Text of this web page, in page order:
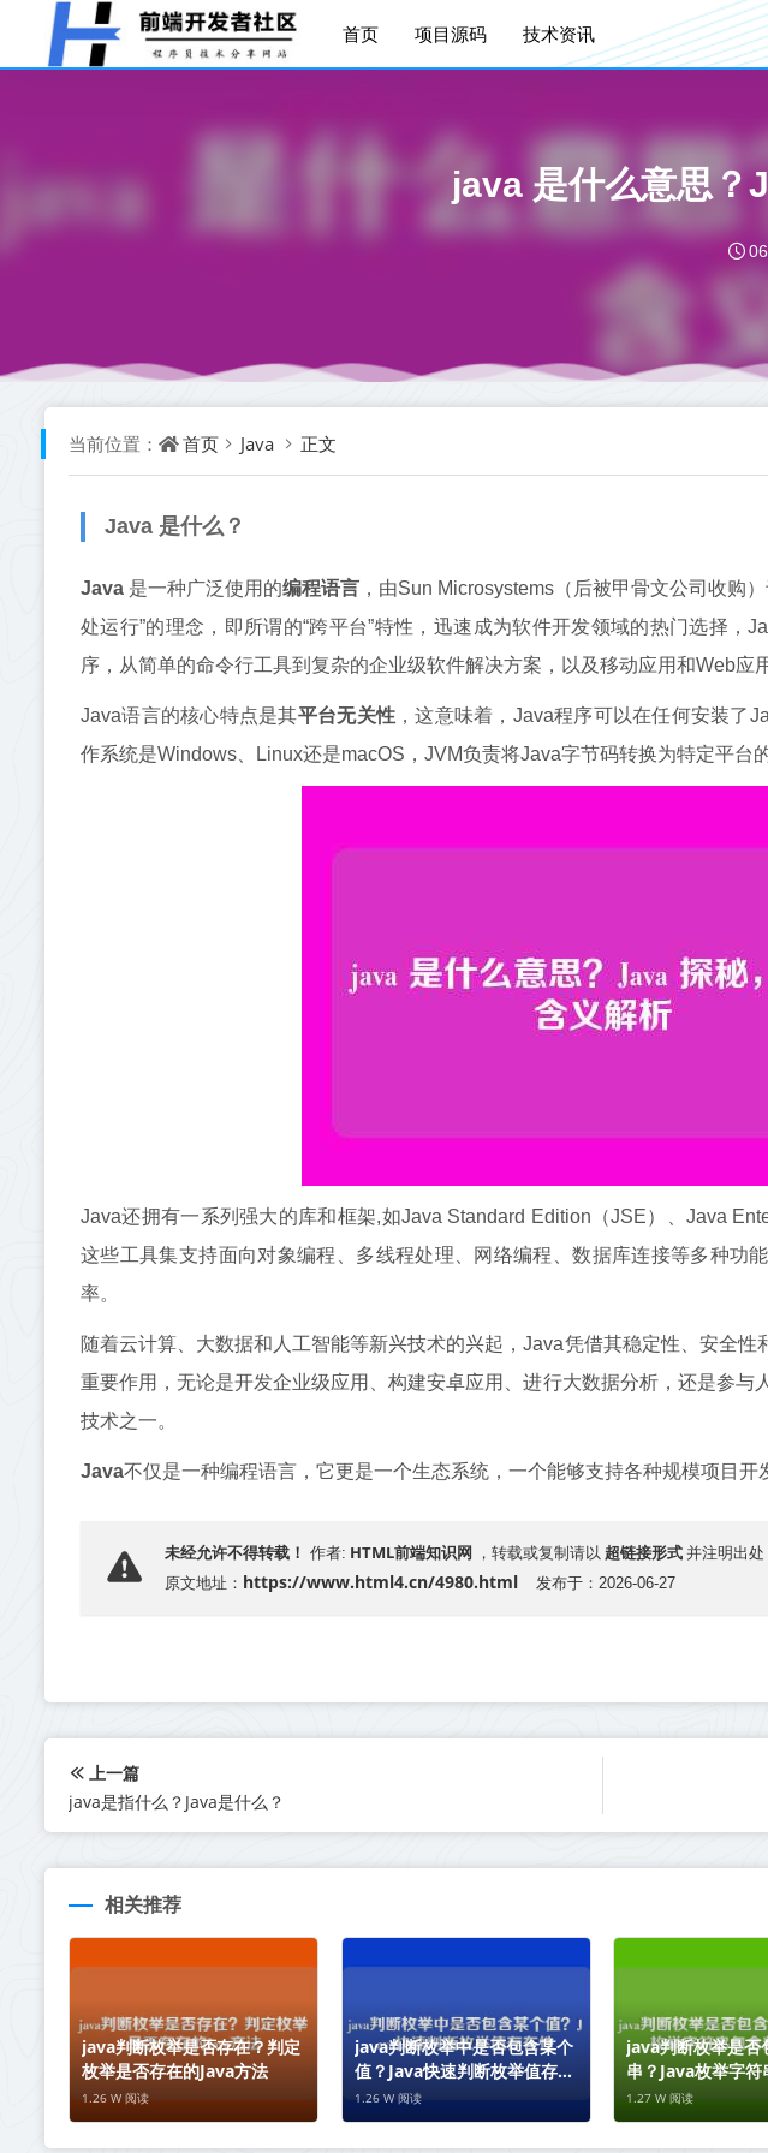
首页 项目源码 技术资讯
java 是什么意思？
当前位置： 首页 Java 正文
Java 是什么？
Java 是一种广泛使用的编程语言 ，由Sun Microsystems（后被甲骨文公司收购
处运行”的理念，即所谓的“跨平台”特性，迅速成为软件开发领域的热门选择，
序，从简单的命令行工具到复杂的企业级软件解决方案，以及移动应用和Web应用
Java语言的核心特点是其平台无关性 ，这意味着，Java程序可以在任何安装了
作系统是Windows、Linux还是macOS，JVM负责将Java字节码转换为特定平台
Java还拥有一系列强大的库和框架,如Java Standard Edition（JSE）、Java
这些工具集支持面向对象编程、多线程处理、网络编程、数据库连接等多种功
率。
随着云计算、大数据和人工智能等新兴技术的兴起，Java凭借其稳定性、安全
重要作用，无论是开发企业级应用、构建安卓应用、进行大数据分析，还是参与
技术之一。
Java不仅是一种编程语言，它更是一个生态系统，一个能够支持各种规模项目开
未经允许不得转载！ 作者: HTML前端知识网 ，转载或复制请以 超链接形式 并注明出处
原文地址： https://www.html4.cn/4980.html 发布于：2026-06-27
上一篇
java是指什么？Java是什么？
相关推荐
java判断枚举是否存在？判定
枚举是否存在的Java方法
1.26 W 阅读
java判断枚举中是否包含某个
值？Java快速判断枚举值存在
性
1.26 W 阅读
java判断枚举是否
串？Java枚举字符
方法
1.27 W 阅读